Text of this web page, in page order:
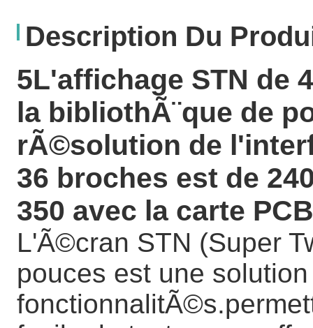
Description Du
5L'affichage STN de
la bibliothÃ¨que de
rÃ©solution de
36 broches est de
350 avec la carte
L'Ã©cran STN (Super
pouces est une